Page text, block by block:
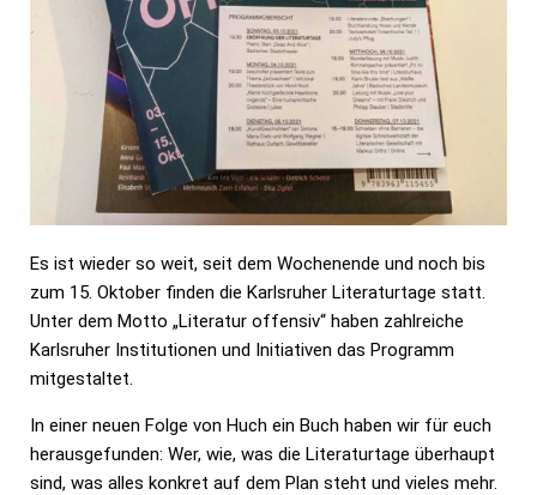
Es ist wieder so weit, seit dem Wochenende und noch bis
zum 15. Oktober finden die Karlsruher Literaturtage statt.
Unter dem Motto „Literatur offensiv“ haben zahlreiche
Karlsruher Institutionen und Initiativen das Programm
mitgestaltet.
In einer neuen Folge von Huch ein Buch haben wir für euch
herausgefunden: Wer, wie, was die Literaturtage überhaupt
sind, was alles konkret auf dem Plan steht und vieles mehr.